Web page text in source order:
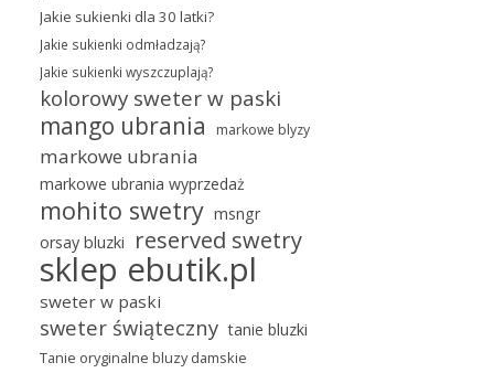
Jakie sukienki dla 30 latki?
Jakie sukienki odmładzają?
Jakie sukienki wyszczuplają?
kolorowy sweter w paski
mango ubrania markowe blyzy
markowe ubrania
markowe ubrania wyprzedaż
mohito swetry msngr
orsay bluzki
reserved swetry
sklep ebutik.pl
sweter w paski
sweter świąteczny tanie bluzki
Tanie oryginalne bluzy damskie